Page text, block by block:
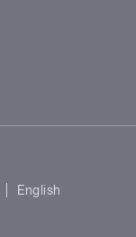
English